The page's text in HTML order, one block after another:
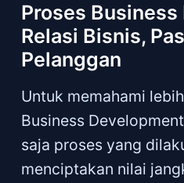
Proses
Relasi Bisnis,
Pelanggan
Untuk memahami
Business
saja proses yang
menciptakan nilai